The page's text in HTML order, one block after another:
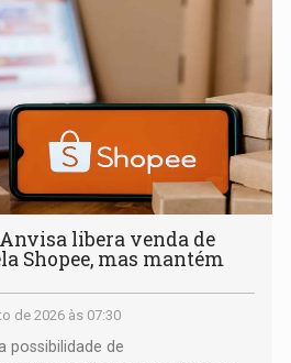
Anvisa libera venda de
Shopee, mas mantém
de 2026 às 07:30
possibilidade de